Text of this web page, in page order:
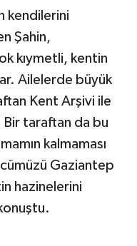
kendilerini
Şahin,
kıymetli, kentin
Ailelerde büyük
Kent Arşivi ile
Bir taraftan da bu
kalmaması
Gaziantep
hazinelerini